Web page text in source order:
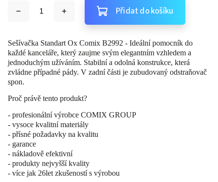
Přidat do košíku
Sešívačka Standart Ox Comix B2992 - Ideální pomocník do
každé kanceláře, který zaujme svým elegantním vzhledem a
jednoduchým užíváním. Stabilní a odolná konstrukce, která
zvládne případné pády. V zadní části je zubudovaný odstraňovač
spon.
Proč právě tento produkt?
- profesionální výrobce COMIX GROUP
- vysoce kvalitní materiály
- přísné požadavky na kvalitu
- garance
- nákladově efektivní
- produkty nejvyšší kvality
- více jak 26let zkušeností s výrobou